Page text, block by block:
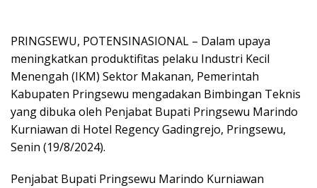
PRINGSEWU, POTENSINASIONAL – Dalam upaya
meningkatkan produktifitas pelaku Industri Kecil
Menengah (IKM) Sektor Makanan, Pemerintah
Kabupaten Pringsewu mengadakan Bimbingan Teknis
yang dibuka oleh Penjabat Bupati Pringsewu Marindo
Kurniawan di Hotel Regency Gadingrejo, Pringsewu,
Senin (19/8/2024).
Penjabat Bupati Pringsewu Marindo Kurniawan